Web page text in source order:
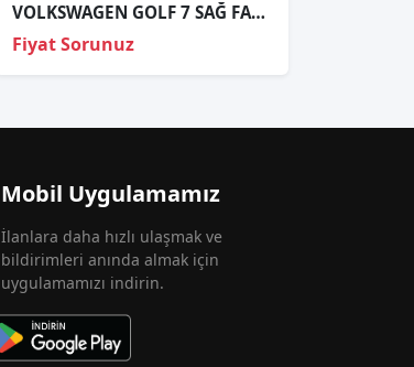
VOLKSWAGEN GOLF 7 SAĞ FAR U LED ÇIKMA
Fiyat Sorunuz
Mobil Uygulamamız
İlanlara daha hızlı ulaşmak ve
bildirimleri anında almak için
uygulamamızı indirin.